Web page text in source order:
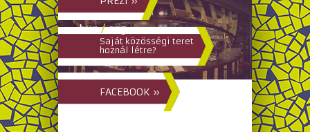
hun/eng
Saját közösségi teret
hoznál létre?
FACEBOOK »